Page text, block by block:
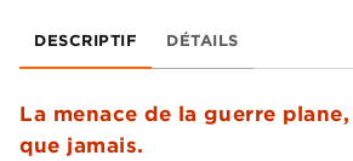
DESCRIPTIF DÉTAILS
La menace de la guerre
que jamais.